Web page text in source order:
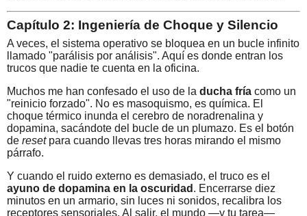
Capítulo 2: Ingeniería de Choque y Silencio
A veces, el sistema operativo se bloquea en un bucle infinito
llamado "parálisis por análisis". Aquí es donde entran los
trucos que nadie te cuenta en la oficina.
Muchos me han confesado el uso de la ducha fría como un
"reinicio forzado". No es masoquismo, es química. El
choque térmico inunda el cerebro de noradrenalina y
dopamina, sacándote del bucle de un plumazo. Es el botón
de resetpara cuando llevas tres horas mirando el mismo
párrafo.
Y cuando el ruido externo es demasiado, el truco es el
ayuno de dopamina en la oscuridad . Encerrarse diez
minutos en un armario, sin luces ni sonidos, recalibra los
receptores sensoriales. Al salir, el mundo —y tu tarea—